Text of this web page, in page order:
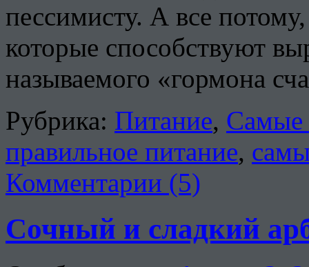
пессимисту. А все
которые способствуют
называемого «гормона
Рубрика: Питание, Самые
правильное питание,
Комментарии (5)
Сочный и сладкий